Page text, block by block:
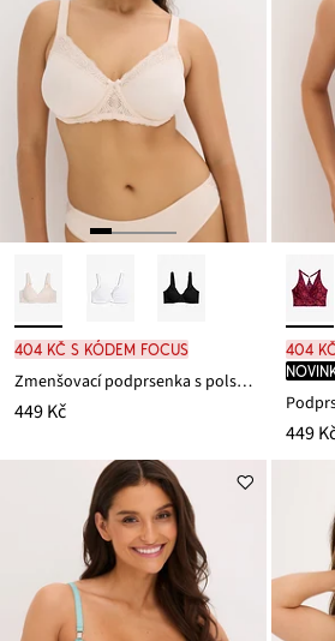
404 Kč s kódem FOCUS
Zmenšovací podprsenka s polstrovanými ramínky
449 Kč
404
449